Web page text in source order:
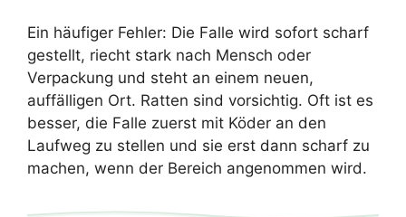
Ein häufiger Fehler: Die Falle wird sofort scharf
gestellt, riecht stark nach Mensch oder
Verpackung und steht an einem neuen,
auffälligen Ort. Ratten sind vorsichtig. Oft ist es
besser, die Falle zuerst mit Köder an den
Laufweg zu stellen und sie erst dann scharf zu
machen, wenn der Bereich angenommen wird.